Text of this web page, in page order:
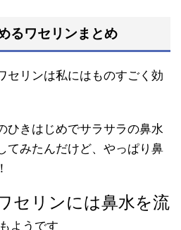
るワセリンまとめ
セリンは私にはものすごく効
ひきはじめでサラサラの鼻水
てみたんだけど、やっぱり鼻
セリンには鼻水を流
ようです